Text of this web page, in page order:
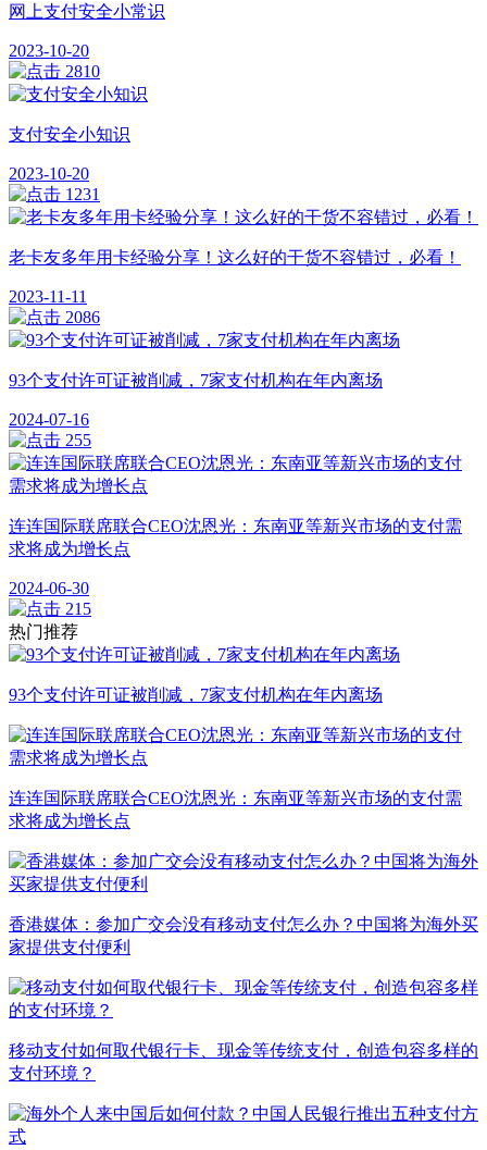
网上支付安全小常识
2023-10-20
2810
支付安全小知识
2023-10-20
1231
老卡友多年用卡经验分享！这么好的干货不容错过，必看！
2023-11-11
2086
93个支付许可证被削减，7家支付机构在年内离场
2024-07-16
255
连连国际联席联合CEO沈恩光：东南亚等新兴市场的支付需
求将成为增长点
2024-06-30
215
热门推荐
93个支付许可证被削减，7家支付机构在年内离场
连连国际联席联合CEO沈恩光：东南亚等新兴市场的支付需
求将成为增长点
香港媒体：参加广交会没有移动支付怎么办？中国将为海外买
家提供支付便利
移动支付如何取代银行卡、现金等传统支付，创造包容多样的
支付环境？